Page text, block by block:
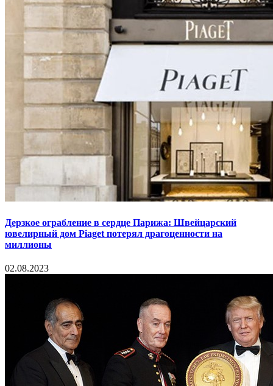
Дерзкое ограбление в сердце Парижа: Швейцарский
ювелирный дом Piaget потерял драгоценности на
миллионы
02.08.2023